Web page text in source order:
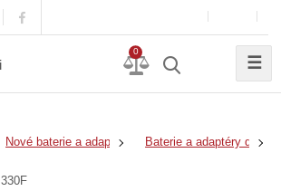
0
☰
Nové baterie a adaptéry Baterie a adaptéry do